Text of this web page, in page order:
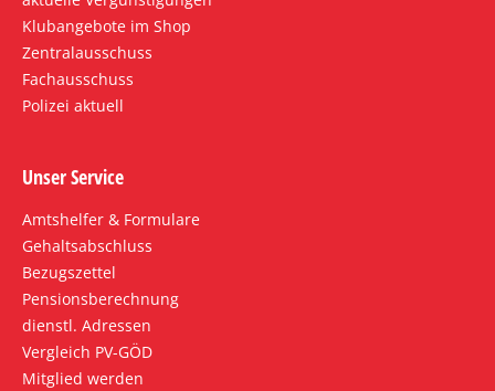
Klubangebote im Shop
Zentralausschuss
Fachausschuss
Polizei aktuell
Unser Service
Amtshelfer & Formulare
Gehaltsabschluss
Bezugszettel
Pensionsberechnung
dienstl. Adressen
Vergleich PV-GÖD
Mitglied werden